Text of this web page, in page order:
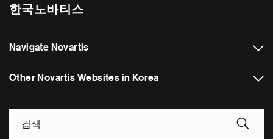
한국노바티스
Navigate Novartis
Other Novartis Websites in Korea